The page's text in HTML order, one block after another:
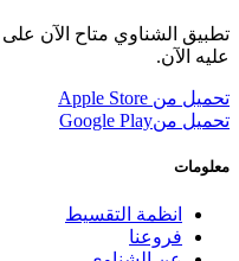
عليه الآن.
تحميل من Apple Store
تحميل منGoogle Play
معلومات
انظمة التقسيط
فروعنا